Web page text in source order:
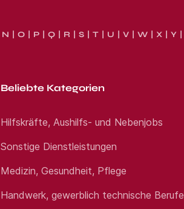
N O P Q R S T U V W X Y
Beliebte Kategorien
Hilfskräfte, Aushilfs- und Nebenjobs
Sonstige Dienstleistungen
Medizin, Gesundheit, Pflege
Handwerk, gewerblich technische Berufe